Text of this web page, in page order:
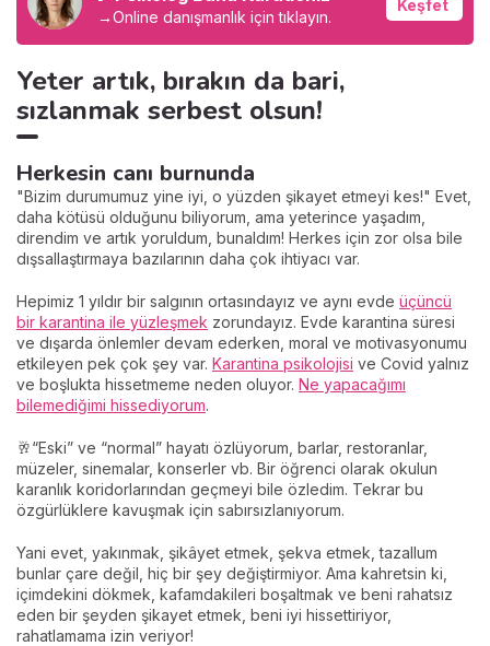
→Online danışmanlık için tıklayın.
Keşfet
Yeter artık, bırakın da bari,
sızlanmak serbest olsun!
Herkesin canı burnunda
"Bizim durumumuz yine iyi, o yüzden şikayet etmeyi kes!" Evet,
daha kötüsü olduğunu biliyorum, ama yeterince yaşadım,
direndim ve artık yoruldum, bunaldım! Herkes için zor olsa bile
dışsallaştırmaya bazılarının daha çok ihtiyacı var.
Hepimiz 1 yıldır bir salgının ortasındayız ve aynı evde üçüncü
bir karantina ile yüzleşmek zorundayız. Evde karantina süresi
ve dışarda önlemler devam ederken, moral ve motivasyonumu
etkileyen pek çok şey var. Karantina psikolojisi ve Covid yalnız
ve boşlukta hissetmeme neden oluyor. Ne yapacağımı
bilemediğimi hissediyorum.
🥂“Eski” ve “normal” hayatı özlüyorum, barlar, restoranlar,
müzeler, sinemalar, konserler vb. Bir öğrenci olarak okulun
karanlık koridorlarından geçmeyi bile özledim. Tekrar bu
özgürlüklere kavuşmak için sabırsızlanıyorum.
Yani evet, yakınmak, şikâyet etmek, şekva etmek, tazallum
bunlar çare değil, hiç bir şey değiştirmiyor. Ama kahretsin ki,
içimdekini dökmek, kafamdakileri boşaltmak ve beni rahatsız
eden bir şeyden şikayet etmek, beni iyi hissettiriyor,
rahatlamama izin veriyor!